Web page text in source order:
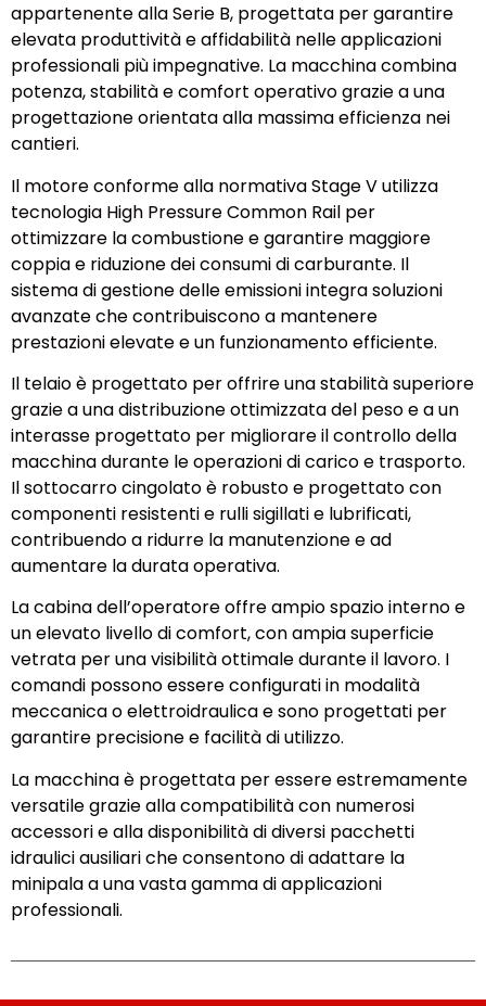
appartenente alla Serie B, progettata per garantire
elevata produttività e affidabilità nelle applicazioni
professionali più impegnative. La macchina combina
potenza, stabilità e comfort operativo grazie a una
progettazione orientata alla massima efficienza nei
cantieri.
Il motore conforme alla normativa Stage V utilizza
tecnologia High Pressure Common Rail per
ottimizzare la combustione e garantire maggiore
coppia e riduzione dei consumi di carburante. Il
sistema di gestione delle emissioni integra soluzioni
avanzate che contribuiscono a mantenere
prestazioni elevate e un funzionamento efficiente.
Il telaio è progettato per offrire una stabilità superiore
grazie a una distribuzione ottimizzata del peso e a un
interasse progettato per migliorare il controllo della
macchina durante le operazioni di carico e trasporto.
Il sottocarro cingolato è robusto e progettato con
componenti resistenti e rulli sigillati e lubrificati,
contribuendo a ridurre la manutenzione e ad
aumentare la durata operativa.
La cabina dell’operatore offre ampio spazio interno e
un elevato livello di comfort, con ampia superficie
vetrata per una visibilità ottimale durante il lavoro. I
comandi possono essere configurati in modalità
meccanica o elettroidraulica e sono progettati per
garantire precisione e facilità di utilizzo.
La macchina è progettata per essere estremamente
versatile grazie alla compatibilità con numerosi
accessori e alla disponibilità di diversi pacchetti
idraulici ausiliari che consentono di adattare la
minipala a una vasta gamma di applicazioni
professionali.